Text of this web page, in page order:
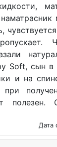
Soft, сын в
и на
при
полезен.
Дата